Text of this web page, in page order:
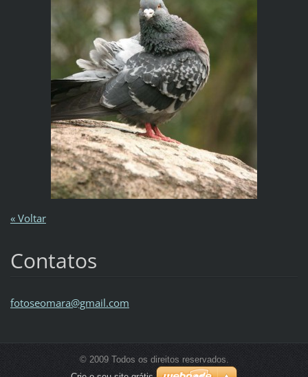
« Voltar
Contatos
fotoseomara@gmail.com
© 2009 Todos os direitos reservados.